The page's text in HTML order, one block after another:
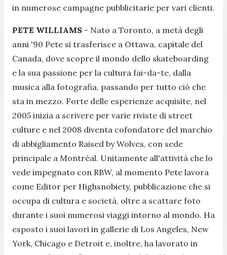
in numerose campagne pubblicitarie per vari clienti.
PETE WILLIAMS - Nato a Toronto, a metà degli
anni '90 Pete si trasferisce a Ottawa, capitale del
Canada, dove scopre il mondo dello skateboarding
e la sua passione per la cultura fai-da-te, dalla
musica alla fotografia, passando per tutto ciò che
sta in mezzo. Forte delle esperienze acquisite, nel
2005 inizia a scrivere per varie riviste di street
culture e nel 2008 diventa cofondatore del marchio
di abbigliamento Raised by Wolves, con sede
principale a Montréal. Unitamente all'attività che lo
vede impegnato con RBW, al momento Pete lavora
come Editor per Highsnobiety, pubblicazione che si
occupa di cultura e società, oltre a scattare foto
durante i suoi numerosi viaggi intorno al mondo. Ha
esposto i suoi lavori in gallerie di Los Angeles, New
York, Chicago e Detroit e, inoltre, ha lavorato in